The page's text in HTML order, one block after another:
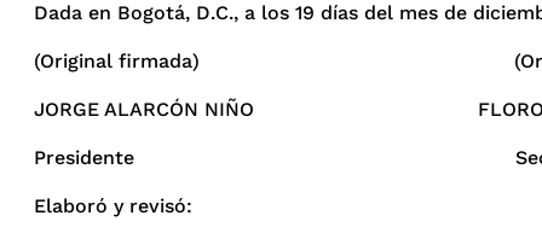
Dada en Bogotá, D.C., a los 19 días del mes de
(Original firmada) (Original
JORGE ALARCÓN NIÑO FLORO
Presidente Secretario
Elaboró y revisó: